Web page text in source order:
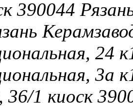
390044
24
3а
1 киоск